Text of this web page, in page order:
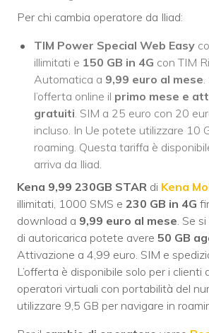
Per chi cambia operatore da Iliad:
TIM Power Special Web Easy
illimitati e 150 GB in 4G con TIM
Automatica a 9,99 euro al mese
l’offerta online il primo mese e
gratuiti . SIM a 25 euro con 20
incluso. In Ue potete utilizzare 10
roaming. Questa tariffa è
arriva da Iliad.
Kena 9,99 230GB STAR di Kena
illimitati, 1000 SMS e 230 GB in 4G
download a 9,99 euro al mese . Se
di autoricarica potete avere 50 GB
Attivazione a 4,99 euro. SIM e
L’offerta è disponibile solo per i clienti
operatori virtuali con portabilità del
utilizzare 9,5 GB per navigare in